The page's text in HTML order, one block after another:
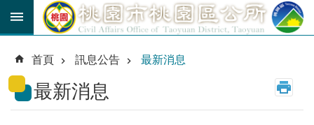
跳到主要內容區塊
育
貼
公
首頁 訊息公告 最新消息
最新消息